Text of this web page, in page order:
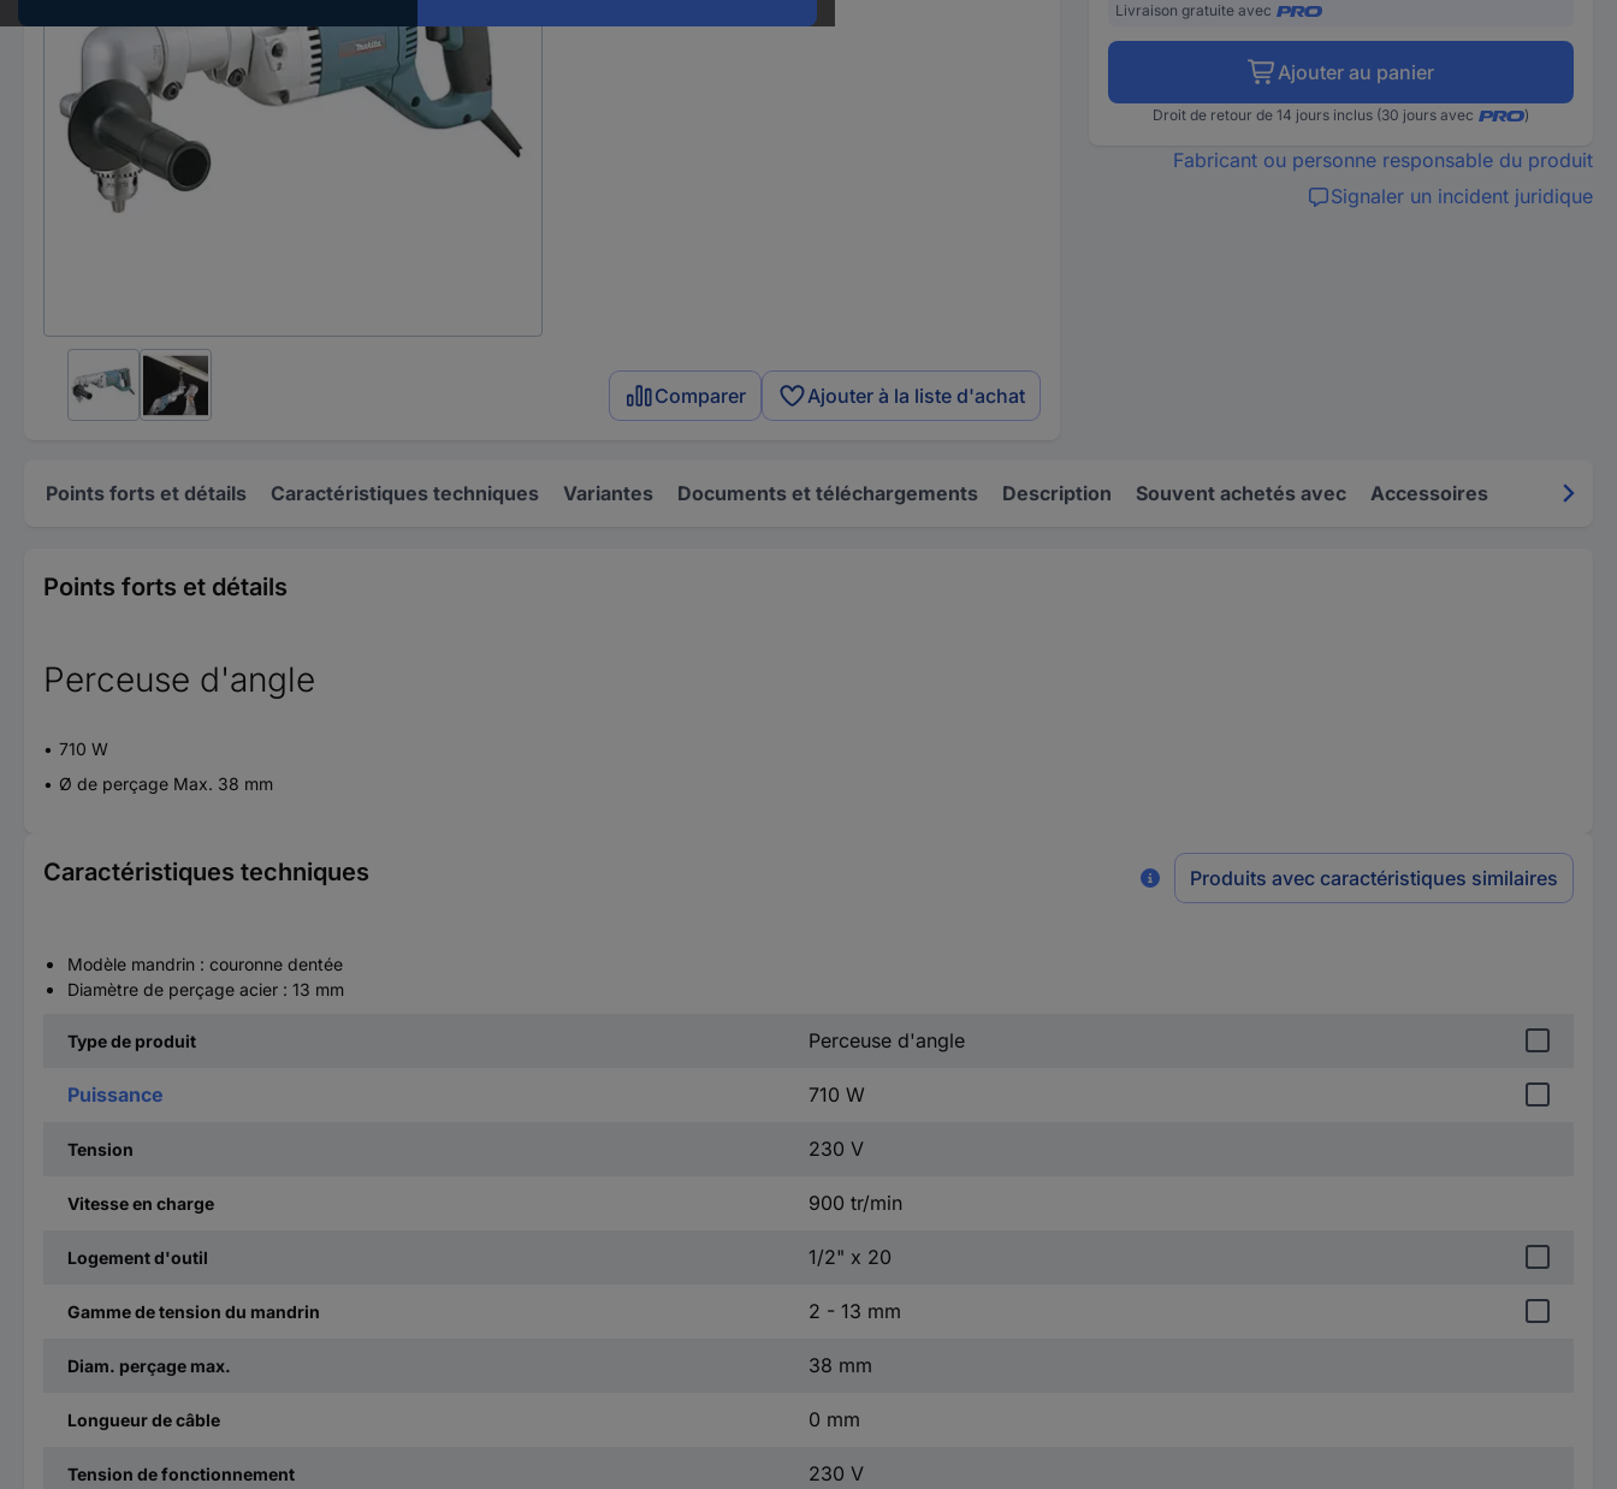
Comparer Ajouter à la liste d'achat
Livraison gratuite avec
Ajouter au panier
Droit de retour de 14 jours inclus (30 jours avec )
Fabricant ou personne responsable du produit
Signaler un incident juridique
Points forts et détails Caractéristiques techniques Variantes Documents et téléchargements Description Souvent achetés avec Accessoires
Points forts et détails
Perceuse d'angle
710 W
Ø de perçage Max. 38 mm
Caractéristiques techniques Produits avec caractéristiques similaires
Modèle mandrin : couronne dentée
Diamètre de perçage acier : 13 mm
Type de produit Perceuse d'angle
Puissance 710 W
Tension 230 V
Vitesse en charge 900 tr/min
Logement d'outil 1/2" x 20
Gamme de tension du mandrin 2 - 13 mm
Diam. perçage max. 38 mm
Longueur de câble 0 mm
Tension de fonctionnement 230 V